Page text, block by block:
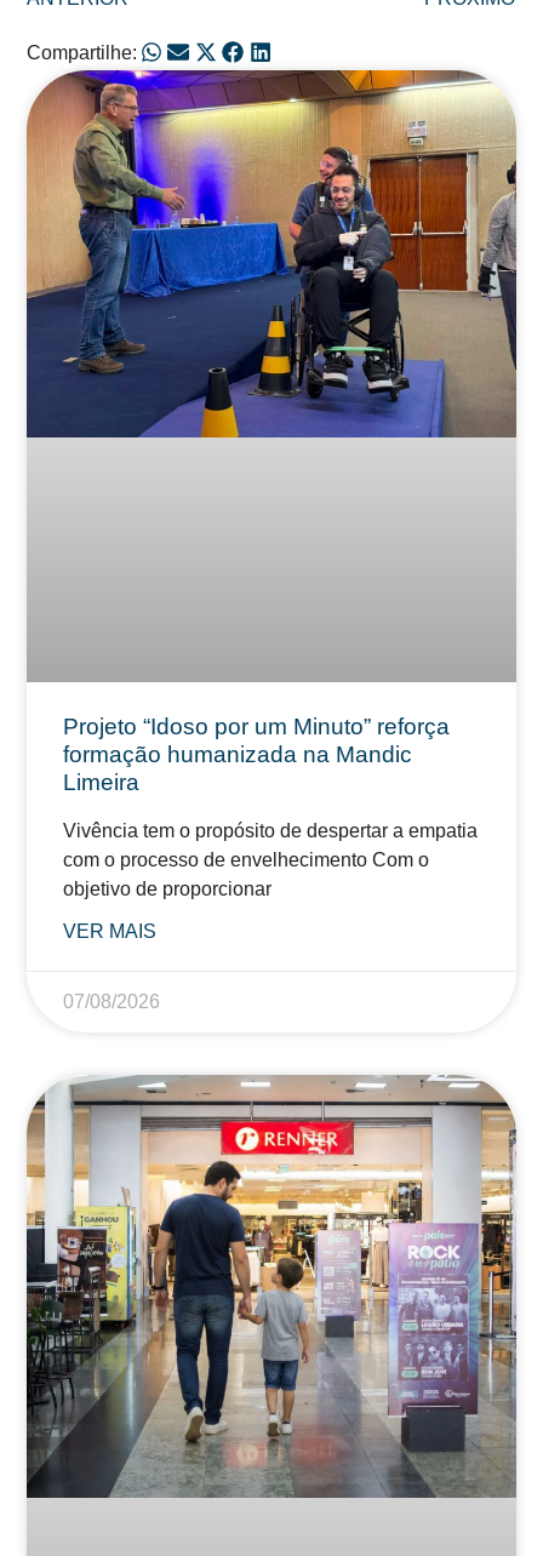
Compartilhe:
Posts Relacionados
Projeto “Idoso por um Minuto” reforça
formação humanizada na Mandic
Limeira
Vivência tem o propósito de despertar a empatia
com o processo de envelhecimento Com o
objetivo de proporcionar
VER MAIS
07/08/2026